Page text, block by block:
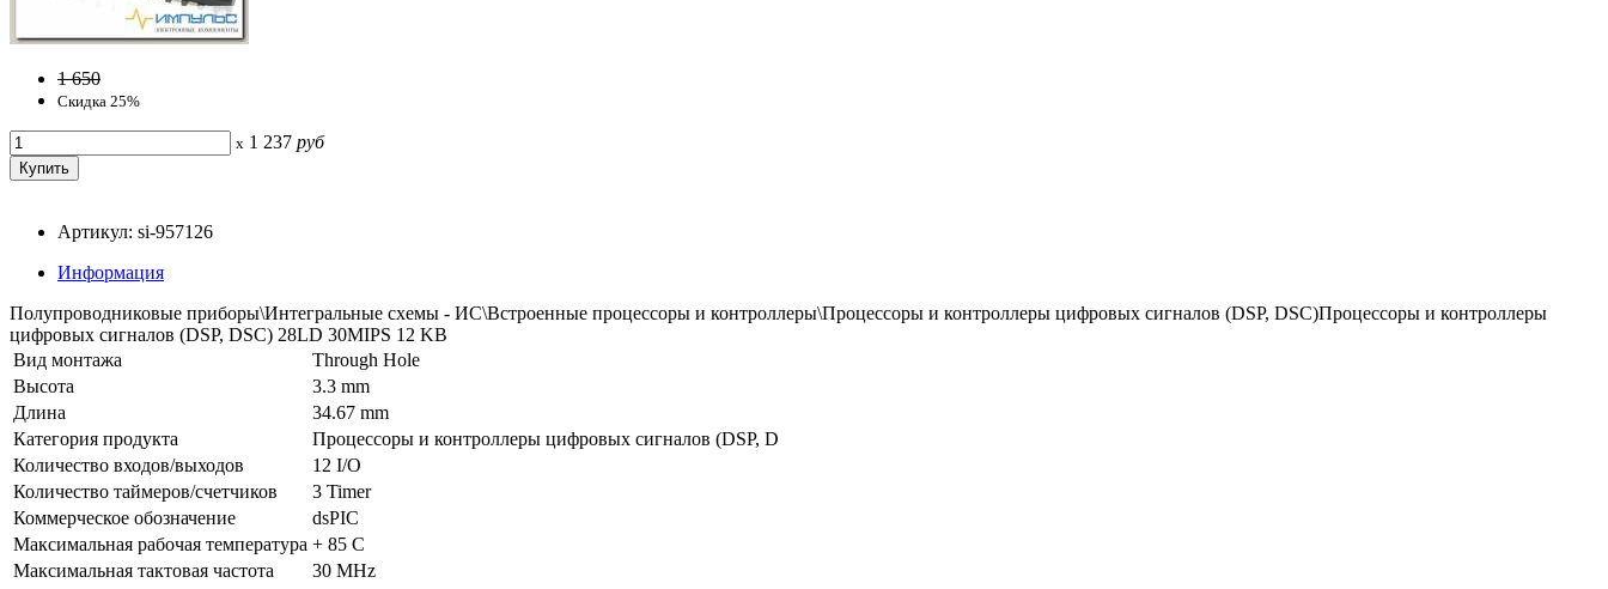
1 650
Скидка 25%
x 1 237 руб
Артикул: si-957126
Информация
Полупроводниковые приборы\Интегральные схемы - ИС\Встроенные процессоры и контроллеры\Процессоры и контроллеры цифровых сигналов (DSP, DSC)Процессоры и контроллеры
цифровых сигналов (DSP, DSC) 28LD 30MIPS 12 KB
Вид монтажа
Through Hole
Высота
3.3 mm
Длина
34.67 mm
Категория продукта
Процессоры и контроллеры цифровых сигналов (DSP, D
Количество входов/выходов
12 I/O
Количество таймеров/счетчиков
3 Timer
Коммерческое обозначение
dsPIC
Максимальная рабочая температура + 85 C
Максимальная тактовая частота
30 MHz